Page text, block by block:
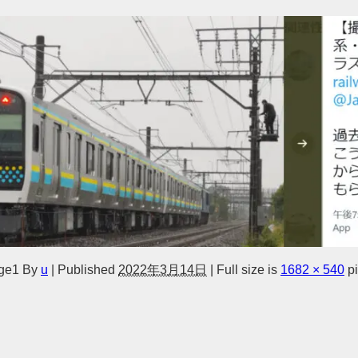
By u Published 2022年3月14日 Full size is 1682 × 540